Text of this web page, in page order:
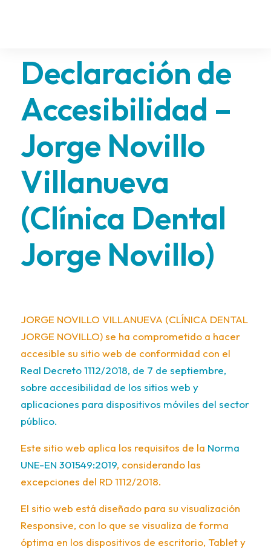
Declaración de
Accesibilidad –
Jorge Novillo
Villanueva
(Clínica Dental
Jorge Novillo)
JORGE NOVILLO VILLANUEVA (CLÍNICA DENTAL
JORGE NOVILLO) se ha comprometido a hacer
accesible su sitio web de conformidad con el
Real Decreto 1112/2018, de 7 de septiembre,
sobre accesibilidad de los sitios web y
aplicaciones para dispositivos móviles del sector
público.
Este sitio web aplica los requisitos de la Norma
UNE-EN 301549:2019, considerando las
excepciones del RD 1112/2018.
El sitio web está diseñado para su visualización
Responsive, con lo que se visualiza de forma
óptima en los dispositivos de escritorio, Tablet y